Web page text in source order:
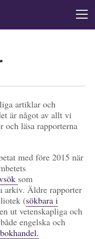
artiklar och
är något av allt vi
och läsa rapporterna
med före 2015 när
som
arkiv. Äldre rapporter
(sökbara i
ut vetenskapliga och
engelska och